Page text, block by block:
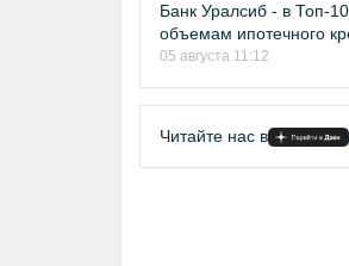
Банк Уралсиб - в Топ-
объемам ипотечного
05 августа 11:12
Читайте нас в